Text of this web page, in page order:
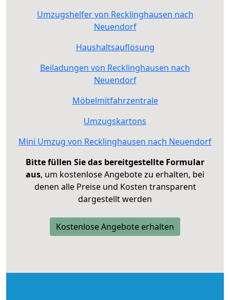
Umzugshelfer von Recklinghausen nach
Neuendorf
Haushaltsauflösung
Beiladungen von Recklinghausen nach
Neuendorf
Möbelmitfahrzentrale
Umzugskartons
Mini Umzug von Recklinghausen nach Neuendorf
Bitte füllen Sie das bereitgestellte Formular
aus, um kostenlose Angebote zu erhalten, bei
denen alle Preise und Kosten transparent
dargestellt werden
Kostenlose Angebote erhalten